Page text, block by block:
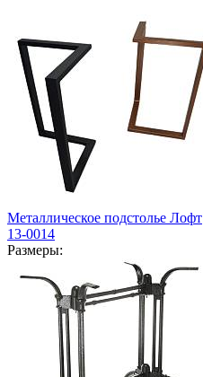
Металлическое подстолье Лофт
13-0014
Размеры: